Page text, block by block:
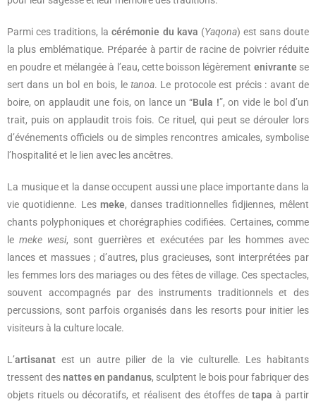
Parmi ces traditions, lacérémonie du kava (Yaqona) est sans doute
la plus emblématique. Préparée à partir de racine de poivrier réduite
en poudre et mélangée à l’eau, cette boisson légèrement enivrante se
sert dans un bol en bois, le tanoa. Le protocole est précis : avant de
boire, on applaudit une fois, on lance un “Bula !”, on vide le bol d’un
trait, puis on applaudit trois fois. Ce rituel, qui peut se dérouler lors
d’événements officiels ou de simples rencontres amicales, symbolise
l’hospitalité et le lien avec les ancêtres.
La musique et la danse occupent aussi une place importante dans la
vie quotidienne. Les meke, danses traditionnelles fidjiennes, mêlent
chants polyphoniques et chorégraphies codifiées. Certaines, comme
le meke wesi, sont guerrières et exécutées par les hommes avec
lances et massues ; d’autres, plus gracieuses, sont interprétées par
les femmes lors des mariages ou des fêtes de village. Ces spectacles,
souvent accompagnés par des instruments traditionnels et des
percussions, sont parfois organisés dans les resorts pour initier les
visiteurs à la culture locale.
L’artisanat est un autre pilier de la vie culturelle. Les habitants
tressent desnattes en pandanus, sculptent le bois pour fabriquer des
objets rituels ou décoratifs, et réalisent des étoffes detapa à partir